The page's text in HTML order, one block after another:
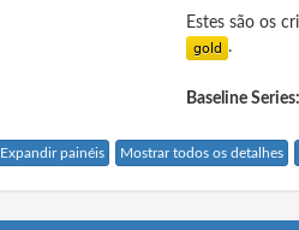
Estes são os
.
Baseline Series:
Expandir painéis Mostrar todos os detalhes